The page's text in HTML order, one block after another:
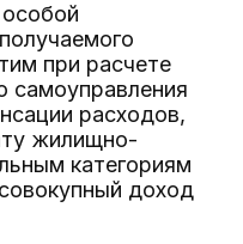
при расчете
самоуправления
расходов,
жилищно-
категориям
доход